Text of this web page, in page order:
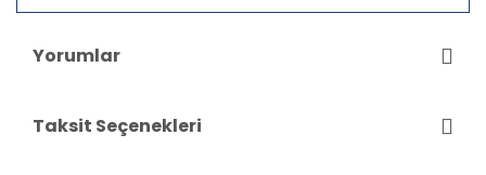
Yorumlar
Taksit Seçenekleri